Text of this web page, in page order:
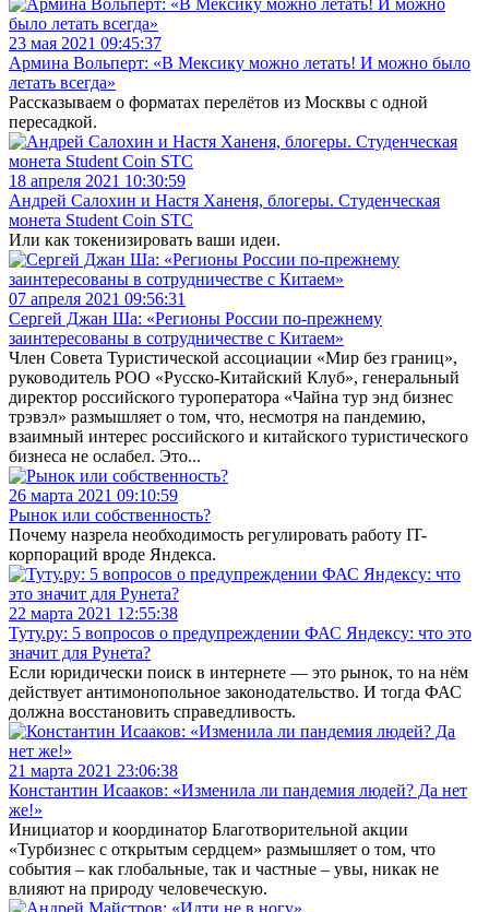
23 мая 2021 09:45:37
Армина Вольперт: «В Мексику можно летать! И можно было
летать всегда»
Рассказываем о форматах перелётов из Москвы с одной
пересадкой.
18 апреля 2021 10:30:59
Андрей Салохин и Настя Ханеня, блогеры. Студенческая
монета Student Coin STC
Или как токенизировать ваши идеи.
07 апреля 2021 09:56:31
Сергей Джан Ша: «Регионы России по-прежнему
заинтересованы в сотрудничестве с Китаем»
Член Совета Туристической ассоциации «Мир без границ»,
руководитель РОО «Русско-Китайский Клуб», генеральный
директор российского туроператора «Чайна тур энд бизнес
трэвэл» размышляет о том, что, несмотря на пандемию,
взаимный интерес российского и китайского туристического
бизнеса не ослабел. Это...
26 марта 2021 09:10:59
Рынок или собственность?
Почему назрела необходимость регулировать работу IT-
корпораций вроде Яндекса.
22 марта 2021 12:55:38
Туту.ру: 5 вопросов о предупреждении ФАС Яндексу: что это
значит для Рунета?
Если юридически поиск в интернете — это рынок, то на нём
действует антимонопольное законодательство. И тогда ФАС
должна восстановить справедливость.
21 марта 2021 23:06:38
Константин Исааков: «Изменила ли пандемия людей? Да нет
же!»
Инициатор и координатор Благотворительной акции
«Турбизнес с открытым сердцем» размышляет о том, что
события – как глобальные, так и частные – увы, никак не
влияют на природу человеческую.